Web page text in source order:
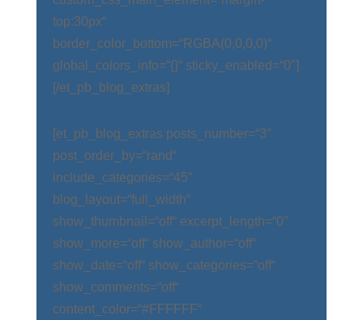
top:30px“
border_color_bottom=“RGBA(0,0,0,0)“
global_colors_info=“{}“ sticky_enabled=“0″]
[/et_pb_blog_extras]
[et_pb_blog_extras posts_number=“3″
post_order_by=“rand“
include_categories=“45″
blog_layout=“full_width“
show_thumbnail=“off“ excerpt_length=“0″
show_more=“off“ show_author=“off“
show_date=“off“ show_categories=“off“
show_comments=“off“
content_color=“#FFFFFF“